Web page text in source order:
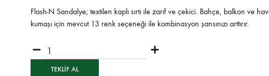
Flash-N Sandalye; textilen kaplı sırtı ile zarif ve çekici. Bahçe, balkon ve
kumaşı için mevcut 13 renk seçeneği ile kombinasyon şansınızı arttırır.
TEKLIF AL